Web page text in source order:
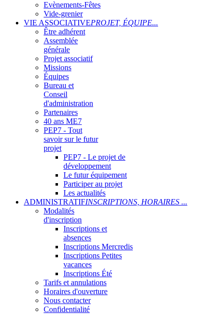
Evènements-Fêtes
Vide-grenier
VIE ASSOCIATIVEPROJET, ÉQUIPE...
Être adhérent
Assemblée
générale
Projet associatif
Missions
Équipes
Bureau et
Conseil
d'administration
Partenaires
40 ans ME7
PEP7 - Tout
savoir sur le futur
projet
PEP7 - Le projet de
développement
Le futur équipement
Participer au projet
Les actualités
ADMINISTRATIFINSCRIPTIONS, HORAIRES ...
Modalités
d'inscription
Inscriptions et
absences
Inscriptions Mercredis
Inscriptions Petites
vacances
Inscriptions Été
Tarifs et annulations
Horaires d'ouverture
Nous contacter
Confidentialité